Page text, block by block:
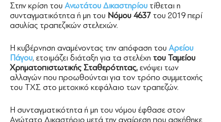
Στην κρίση του Ανωτάτου Δικαστηρίου τίθεται η
συνταγματικότητα ή μη του Νόμου 4637 του 2019 περί
ασυλίας τραπεζικών στελεχών.
Η κυβέρνηση αναμένοντας την απόφαση του Αρείου
Πάγου, ετοιμάζει διάταξη για τα στελέχη του Ταμείου
Χρηματοπιστωτικής Σταθερότητας, ενόψει των
αλλαγών που προωθούνται για τον τρόπο συμμετοχής
του ΤΧΣ στο μετοχικό κεφάλαιο των τραπεζών.
Η συνταγματικότητα ή μη του νόμου έφθασε στον
Ανώτατο Δικαστήριο μετά την αναίρεση που ασκήθηκε